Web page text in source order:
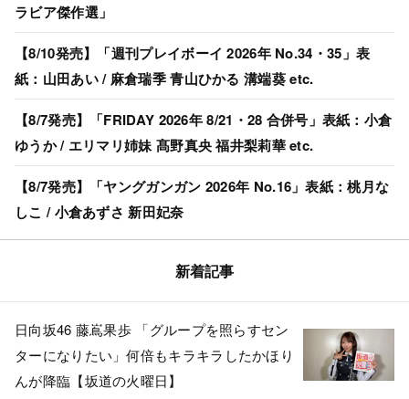
ラビア傑作選」
【8/10発売】「週刊プレイボーイ 2026年 No.34・35」表
紙：山田あい / 麻倉瑞季 青山ひかる 溝端葵 etc.
【8/7発売】「FRIDAY 2026年 8/21・28 合併号」表紙：小倉
ゆうか / エリマリ姉妹 髙野真央 福井梨莉華 etc.
【8/7発売】「ヤングガンガン 2026年 No.16」表紙：桃月な
しこ / 小倉あずさ 新田妃奈
新着記事
日向坂46 藤嶌果歩 「グループを照らすセン
ターになりたい」何倍もキラキラしたかほり
んが降臨【坂道の火曜日】